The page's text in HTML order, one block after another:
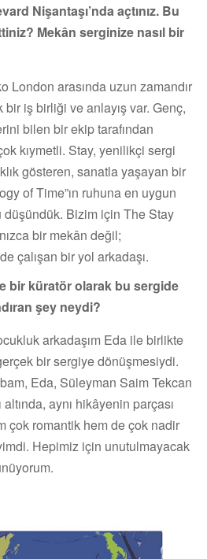
Nişantaşı’nda açtınız. Bu
Mekân serginize nasıl bir
London arasında uzun zamandır
iş birliği ve anlayış var. Genç,
bilen bir ekip tarafından
kıymetli. Stay, yenilikçi sergi
gösteren, sanatla yaşayan bir
of Time”ın ruhuna en uygun
düşündük. Bizim için The Stay
bir mekân değil;
çalışan bir yol arkadaşı.
bir küratör olarak bu sergide
şey neydi?
arkadaşım Eda ile birlikte
bir sergiye dönüşmesiydi.
Eda, Süleyman Saim Tekcan
aynı hikâyenin parçası
çok romantik hem de çok nadir
Hepimiz için unutulmayacak